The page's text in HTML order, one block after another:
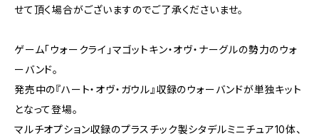
せて頂く場合がございますのでご了承くださいませ。
ゲーム「ウォークライ」マゴットキン・オヴ・ナーグルの勢力のウォ
ーバンド。
発売中の『ハート・オヴ・ガウル』収録のウォーバンドが単独キット
となって登場。
マルチオプション収録のプラスチック製シタデルミニチュア10体、